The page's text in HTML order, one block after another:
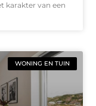
karakter van een
WONING EN TUIN